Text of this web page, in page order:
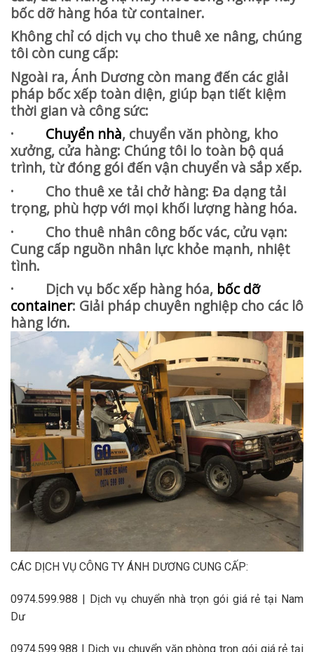
bốc dỡ hàng hóa từ container.
Không chỉ có dịch vụ cho thuê xe nâng, chúng
tôi còn cung cấp:
Ngoài ra, Ánh Dương còn mang đến các giải
pháp bốc xếp toàn diện, giúp bạn tiết kiệm
thời gian và công sức:
· Chuyển nhà, chuyển văn phòng, kho
xưởng, cửa hàng: Chúng tôi lo toàn bộ quá
trình, từ đóng gói đến vận chuyển và sắp xếp.
· Cho thuê xe tải chở hàng: Đa dạng tải
trọng, phù hợp với mọi khối lượng hàng hóa.
· Cho thuê nhân công bốc vác, cửu vạn:
Cung cấp nguồn nhân lực khỏe mạnh, nhiệt
tình.
· Dịch vụ bốc xếp hàng hóa, bốc dỡ
container: Giải pháp chuyên nghiệp cho các lô
hàng lớn.
CÁC DỊCH VỤ CÔNG TY ÁNH DƯƠNG CUNG CẤP:
0974.599.988 | Dịch vụ chuyển nhà trọn gói giá rẻ tại Nam
Dư
0974.599.988 | Dịch vụ chuyển văn phòng trọn gói giá rẻ tại